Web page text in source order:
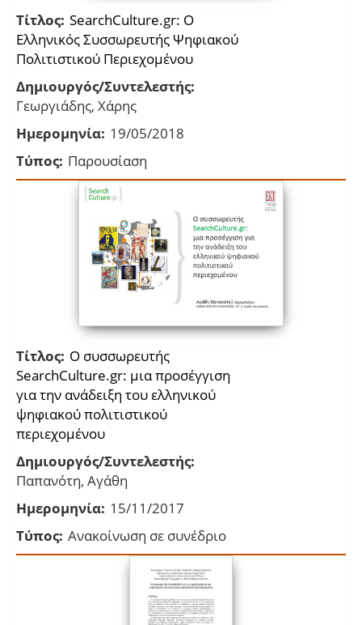
Τίτλος: SearchCulture.gr: Ο
Ελληνικός Συσσωρευτής Ψηφιακού
Πολιτιστικού Περιεχομένου
Δημιουργός/Συντελεστής:
Γεωργιάδης, Χάρης
Ημερομηνία: 19/05/2018
Τύπος: Παρουσίαση
Τίτλος: Ο συσσωρευτής
SearchCulture.gr: μια προσέγγιση
για την ανάδειξη του ελληνικού
ψηφιακού πολιτιστικού
περιεχομένου
Δημιουργός/Συντελεστής:
Παπανότη, Αγάθη
Ημερομηνία: 15/11/2017
Τύπος: Ανακοίνωση σε συνέδριο